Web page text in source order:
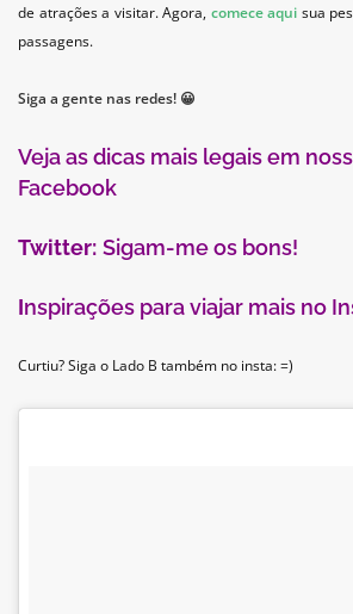
de atrações a visitar. Agora, comece aqui sua
passagens.
Siga a gente nas redes! 😀
Veja as dicas mais legais em
Facebook
Twitter: Sigam-me os bons!
Inspirações para viajar mais no
Curtiu? Siga o Lado B também no insta: =)